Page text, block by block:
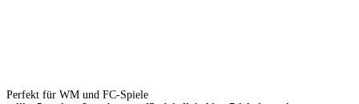
Perfekt für WM und FC-Spiele